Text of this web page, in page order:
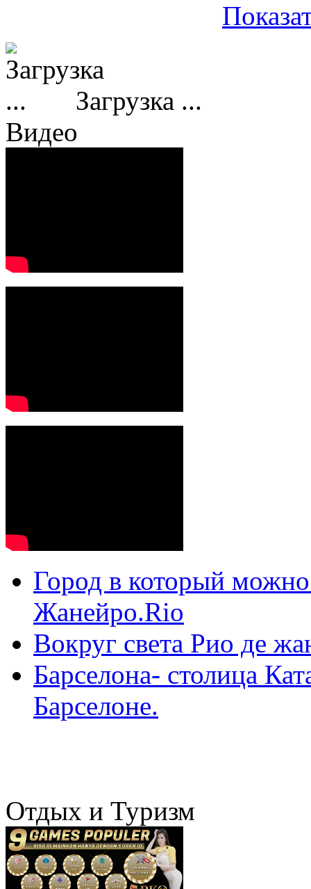
Загрузка ...
Видео
Город в который
Жанейро.Rio
Вокруг света Рио де
Барселона- столица
Барселоне.
Отдых и Туризм